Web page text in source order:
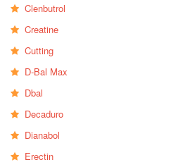
Clenbutrol
Creatine
Cutting
D-Bal Max
Dbal
Decaduro
Dianabol
Erectin